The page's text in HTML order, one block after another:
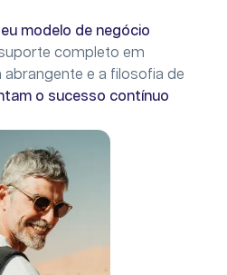
modelo de negócio
completo em
e a filosofia de
o sucesso contínuo